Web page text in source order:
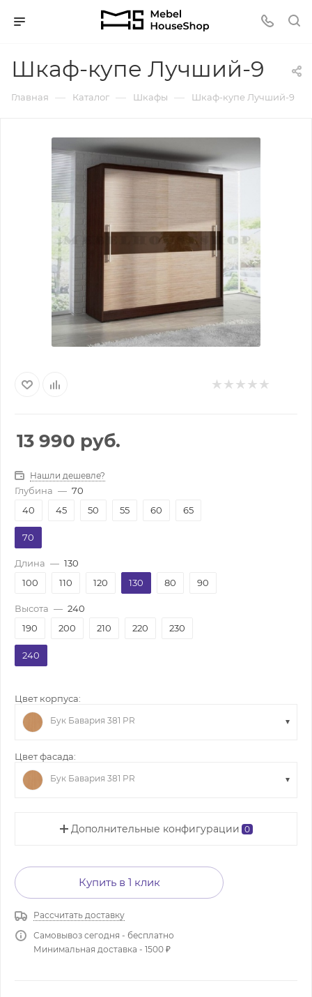
Шкаф-купе Лучший-9
Главная — Каталог — Шкафы — Шкаф-купе Лучший-9
13 990 руб.
Нашли дешевле?
Глубина — 70
40
45 50 55 60 65
70
Длина — 130
100
110 120 130 80 90
Высота — 240
190
200 210 220 230
240
Цвет корпуса:
Бук Бавария 381 PR
Цвет фасада:
Бук Бавария 381 PR
Дополнительные конфигурации 0
Купить в 1 клик
Рассчитать доставку
Самовывоз сегодня - бесплатно
Минимальная доставка - 1500 ₽